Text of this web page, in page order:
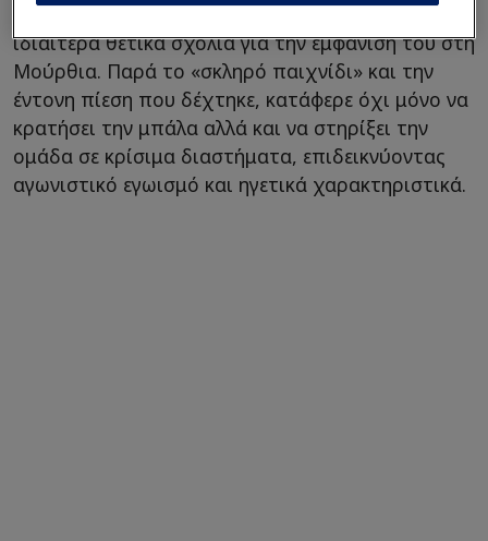
Η περίπτωση Ταερί:Ο παίκτης δέχτηκε
ιδιαίτερα θετικά σχόλια για την εμφάνισή του στη
Μούρθια. Παρά το «σκληρό παιχνίδι» και την
έντονη πίεση που δέχτηκε, κατάφερε όχι μόνο να
κρατήσει την μπάλα αλλά και να στηρίξει την
ομάδα σε κρίσιμα διαστήματα, επιδεικνύοντας
αγωνιστικό εγωισμό και ηγετικά χαρακτηριστικά.